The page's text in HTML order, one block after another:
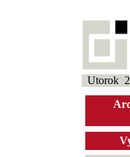
Utorok